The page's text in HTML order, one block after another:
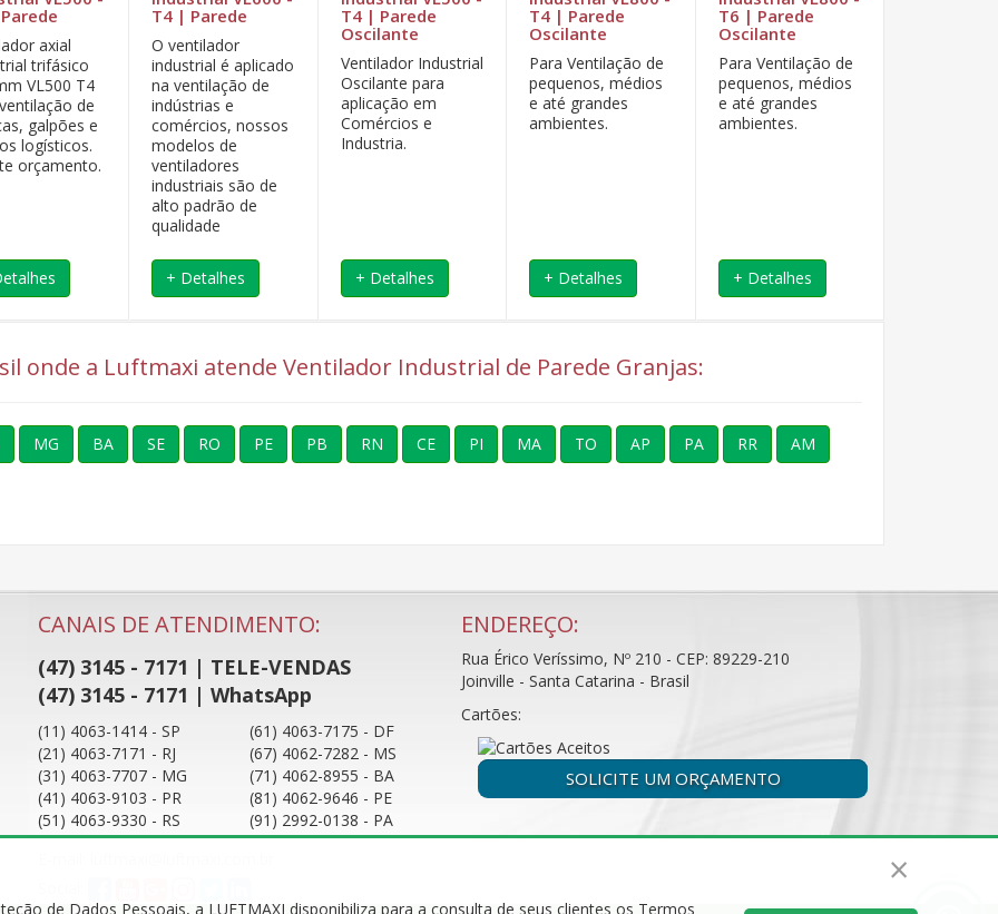
axial
trifásico
VL500 T4
de
galpões e
logísticos.
orçamento.
T4 | Parede
O ventilador
industrial é aplicado
na ventilação de
indústrias e
comércios, nossos
modelos de
ventiladores
industriais são de
alto padrão de
qualidade
+ Detalhes
T4 | Parede
Oscilante
Ventilador Industrial
Oscilante para
aplicação em
Comércios e
Industria.
+ Detalhes
T4 | Parede
Oscilante
Para Ventilação de
pequenos, médios
e até grandes
ambientes.
+ Detalhes
T6 | Parede
Oscilante
Para Ventilação de
pequenos, médios
e até grandes
ambientes.
+ Detalhes
onde a Luftmaxi atende Ventilador Industrial de Parede Granjas:
MG BA SE RO PE PB RN CE PI MA TO AP PA RR AM
CANAIS DE ATENDIMENTO:
(47) 3145 - 7171 | TELE-VENDAS
(47) 3145 - 7171 | WhatsApp
(11) 4063-1414 - SP
(21) 4063-7171 - RJ
(31) 4063-7707 - MG
(41) 4063-9103 - PR
(51) 4063-9330 - RS
(61) 4063-7175 - DF
(67) 4062-7282 - MS
(71) 4062-8955 - BA
(81) 4062-9646 - PE
(91) 2992-0138 - PA
ENDEREÇO:
Rua Érico Veríssimo, Nº 210 - CEP: 89229-210
Joinville - Santa Catarina - Brasil
Cartões:
SOLICITE UM ORÇAMENTO
de Dados Pessoais, a LUFTMAXI disponibiliza para a consulta de seus clientes os Termos
×